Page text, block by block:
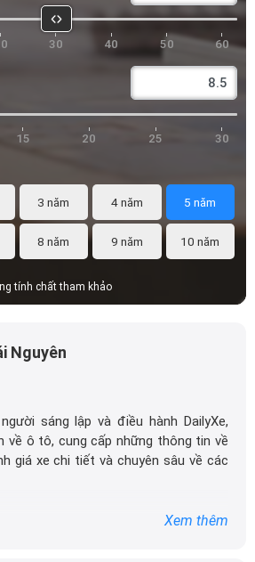
30 40 50 60
15 20 25 30
3 năm 4 năm 5 năm
8 năm 9 năm 10 năm
tính chất tham khảo
Nguyên
sáng lập và điều hành DailyXe,
về ô tô, cung cấp những thông tin về
giá xe chi tiết và chuyên sâu về các
trong những địa chỉ tin cậy hàng
Xem thêm